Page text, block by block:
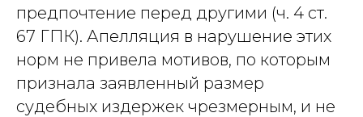
предпочтение перед другими (ч. 4 ст.
67 ГПК). Апелляция в нарушение этих
норм не привела мотивов, по которым
признала заявленный размер
судебных издержек чрезмерным, и не